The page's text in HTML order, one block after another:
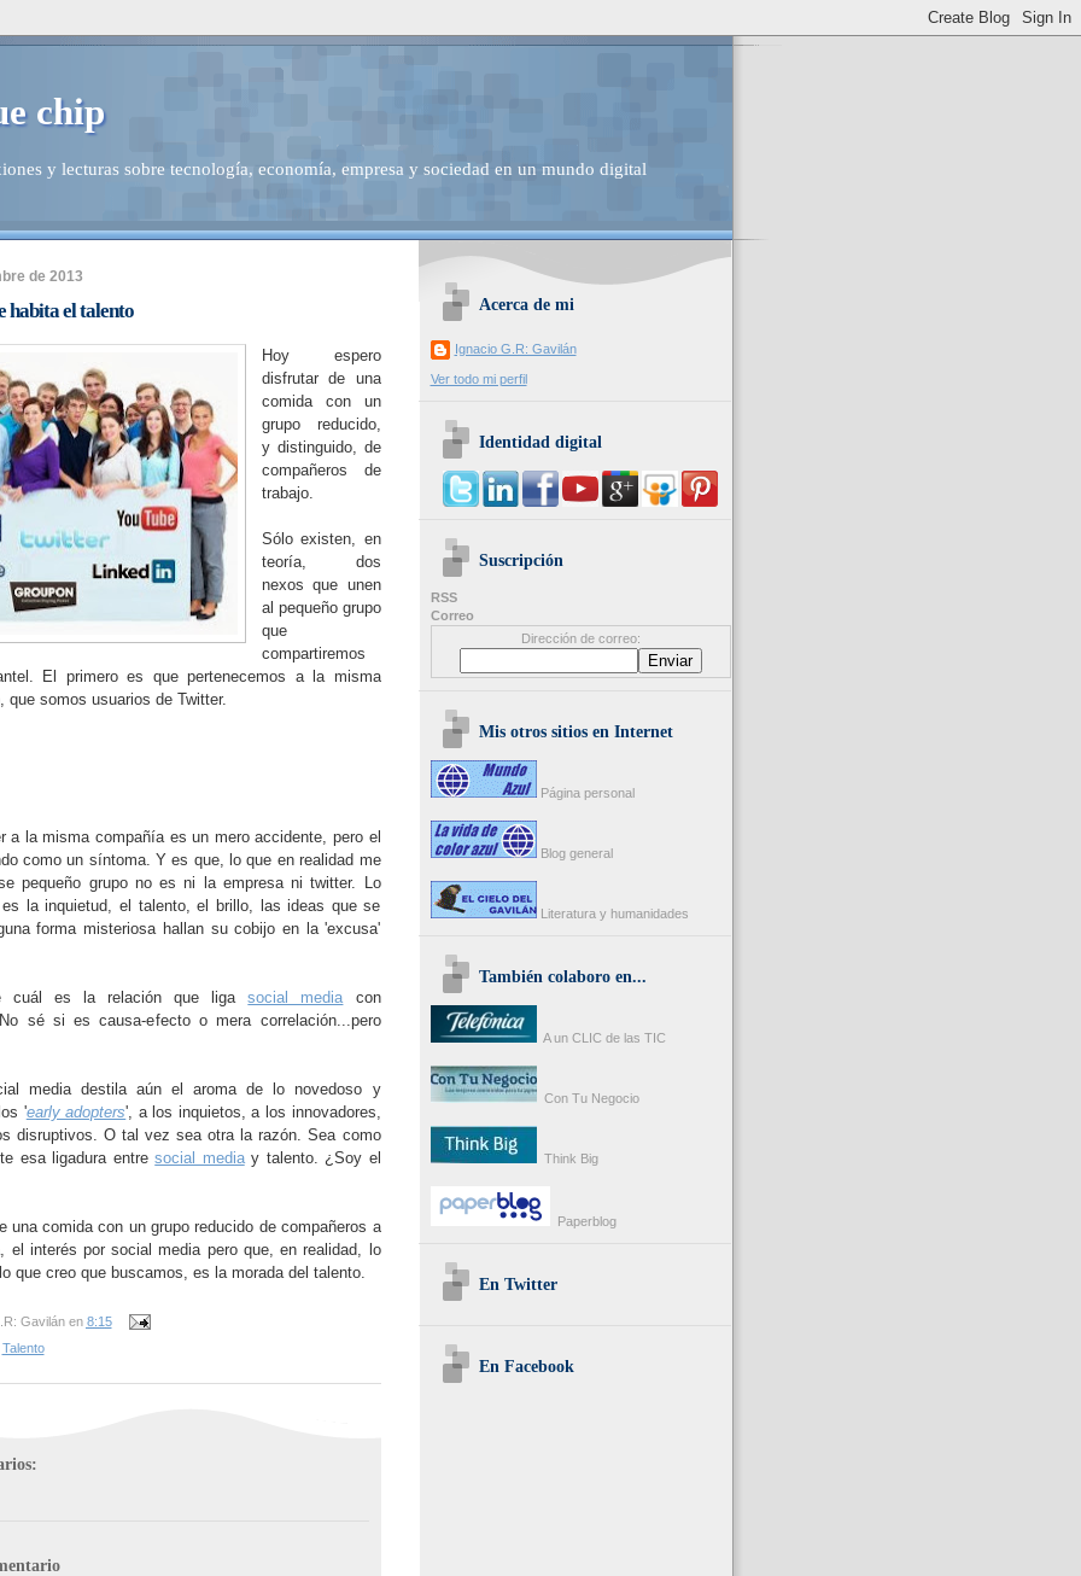
chip
y lecturas sobre tecnología, economía, empresa y sociedad en un mundo digital
de 2013
habita el talento
Hoy espero
disfrutar de una
comida con un
grupo reducido,
y distinguido, de
compañeros de
trabajo.
Sólo existen, en
teoría, dos
nexos que unen
al pequeño grupo
que
compartiremos
El primero es que pertenecemos a la misma
somos usuarios de Twitter.
a la misma compañía es un mero accidente, pero el
como un síntoma. Y es que, lo que en realidad me
pequeño grupo no es ni la empresa ni twitter. Lo
es la inquietud, el talento, el brillo, las ideas que se
forma misteriosa hallan su cobijo en la 'excusa'
cuál es la relación que ligasocial media con
sé si es causa-efecto o mera correlación...pero
media destila aún el aroma de lo novedoso y
'early adopters', a los inquietos, a los innovadores,
disruptivos. O tal vez sea otra la razón. Sea como
esa ligadura entresocial mediay talento. ¿Soy el
una comida con un grupo reducido de compañeros a
el interés por social media pero que, en realidad, lo
que creo que buscamos, es la morada del talento.
Gavilán en 8:15
Talento
Acerca de mi
Ignacio G.R: Gavilán
Ver todo mi perfil
Identidad digital
Suscripción
RSS
Correo
Dirección de correo:
Mis otros sitios en Internet
Página personal
Blog general
Literatura y humanidades
También colaboro en...
A un CLIC de las TIC
Con Tu Negocio
Think Big
Paperblog
En Twitter
En Facebook